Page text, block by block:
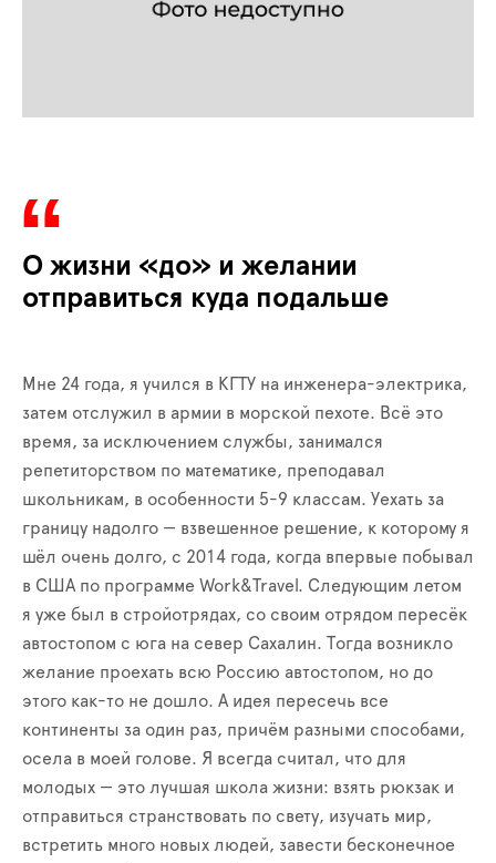
О жизни «до» и желании
отправиться куда подальше
Мне 24 года, я учился в КГТУ на инженера-электрика,
затем отслужил в армии в морской пехоте. Всё это
время, за исключением службы, занимался
репетиторством по математике, преподавал
школьникам, в особенности 5-9 классам. Уехать за
границу надолго — взвешенное решение, к которому я
шёл очень долго, с 2014 года, когда впервые побывал
в США по программе Work&Travel. Следующим летом
я уже был в стройотрядах, со своим отрядом пересёк
автостопом с юга на север Сахалин. Тогда возникло
желание проехать всю Россию автостопом, но до
этого как-то не дошло. А идея пересечь все
континенты за один раз, причём разными способами,
осела в моей голове. Я всегда считал, что для
молодых — это лучшая школа жизни: взять рюкзак и
отправиться странствовать по свету, изучать мир,
встретить много новых людей, завести бесконечное